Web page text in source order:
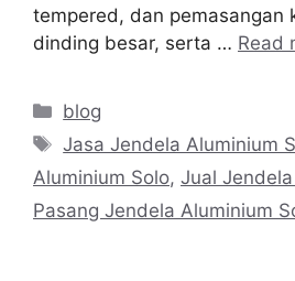
tempered, dan pemasangan
dinding besar, serta … Read
Categories
blog
Tags
Jasa Jendela Aluminium
Aluminium Solo, Jual
Pasang Jendela Aluminium